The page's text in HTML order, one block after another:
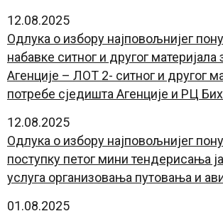
12.08.2025
Одлука о избору најповољнијег
набавке ситног и другог материјала
Агенције – ЛОТ 2- ситног и другог
потребе сједишта Агенције и РЦ
12.08.2025
Одлука о избору најповољнијег
поступку петог мини тендерисања
услуга организовања путовања и
01.08.2025